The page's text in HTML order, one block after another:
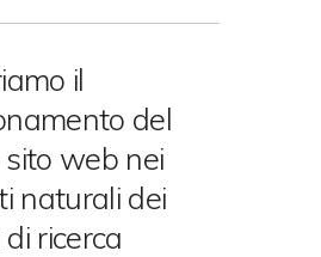
il
del
web nei
naturali dei
ricerca